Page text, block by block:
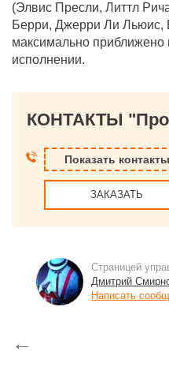
(Элвис Пресли, Литтл
Берри, Джерри Ли Льюис,
максимально приближено
исполнении.
КОНТАКТЫ
Показать контакты
ЗАКАЗАТЬ
Страницей
Дмитрий
Написать
←